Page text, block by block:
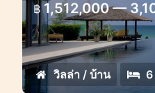
Luxury 6 bedroom
view
฿ 1,512,000 —
วิลล่า / บ้าน